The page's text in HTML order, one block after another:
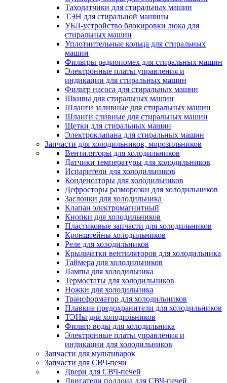
Таходатчики для стиральных машин
ТЭН для стиральной машины
УБЛ-устройство блокировки люка для
стиральных машин
Уплотнительные кольца для стиральных
машин
Фильтры радиопомех для стиральных машин
Электронные платы управления и
индикации для стиральных машин
Фильтр насоса для стиральных машин
Шкивы для стиральных машин
Шланги заливные для стиральных машин
Шланги сливные для стиральных машин
Щетки для стиральных машин
Электроклапана для стиральных машин
Запчасти для холодильников, морозильников
Вентиляторы для холодильников
Датчики температуры для холодильников
Испарители для холодильников
Конденсаторы для холодильников
Дефросторы разморозки для холодильников
Заслонки для холодильника
Клапан электромагнитный
Кнопки для холодильников
Пластиковые запчасти для холодильников
Кронштейны холодильников
Реле для холодильников
Крыльчатки вентиляторов для холодильника
Таймера для холодильников
Лампы для холодильника
Термостаты для холодильников
Ножки для холодильника
Трансформатор для холодильников
Плавкие предохранители для холодильников
ТЭНы для холодильников
Фильтр воды для холодильника
Электронные платы управления и
индикации для холодильников
Запчасти для мультиварок
Запчасти для СВЧ-печи
Двери для СВЧ-печей
Двигатели поддона для СВЧ-печей